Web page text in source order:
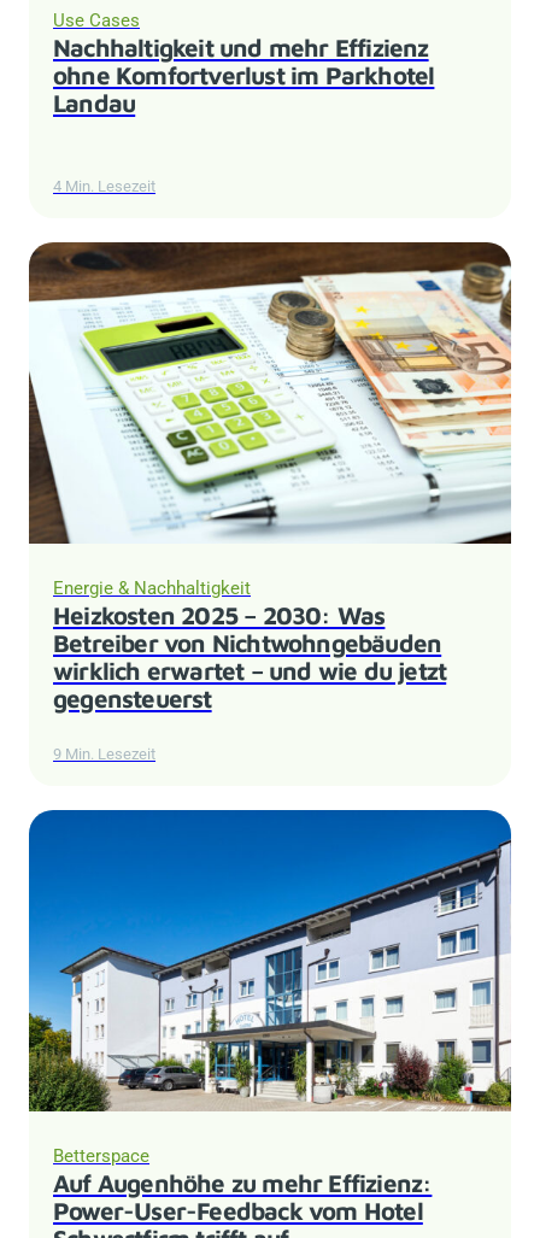
Use Cases
Nachhaltigkeit und mehr Effizienz
ohne Komfortverlust im Parkhotel
Landau
4 Min. Lesezeit
Energie & Nachhaltigkeit
Heizkosten 2025 – 2030: Was
Betreiber von Nichtwohngebäuden
wirklich erwartet – und wie du jetzt
gegensteuerst
9 Min. Lesezeit
Betterspace
Auf Augenhöhe zu mehr Effizienz:
Power-User-Feedback vom Hotel